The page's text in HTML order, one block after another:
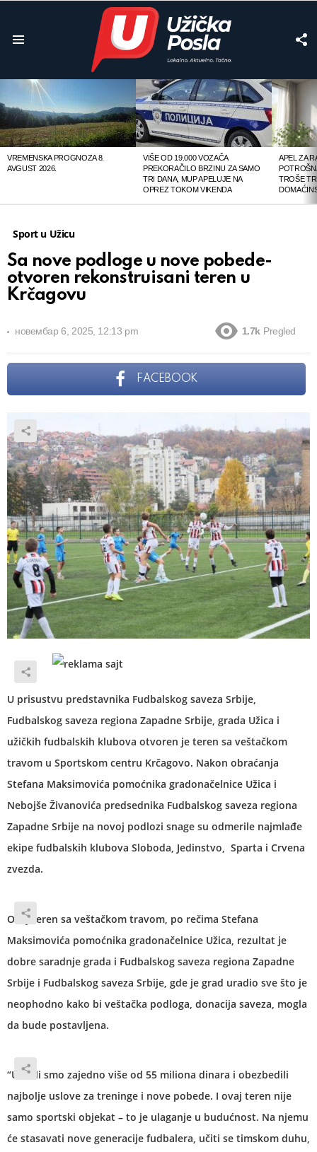
STORIES
VREMENSKA PROGNOZA 8.
AVGUST 2026.
VIŠE OD 19.000 VOZAČA
PREKORAČILO BRZINU ZA SAMO
TRI DANA, MUP APELUJE NA
OPREZ TOKOM VIKENDA
APEL ZA
TROŠE
Sport u Užicu
Sa nove podloge u nove pobede-
otvoren rekonstruisani teren u
Krčagovu
новембар 6, 2025, 12:13 pm 1.7k Pregled
FACEBOOK
U prisustvu predstavnika Fudbalskog saveza Srbije,
Fudbalskog saveza regiona Zapadne Srbije, grada Užica i
užičkih fudbalskih klubova otvoren je teren sa veštačkom
travom u Sportskom centru Krčagovo. Nakon obraćanja
Stefana Maksimovića pomoćnika gradonačelnice Užica i
Nebojše Živanovića predsednika Fudbalskog saveza regiona
Zapadne Srbije na novoj podlozi snage su odmerile najmlađe
ekipe fudbalskih klubova Sloboda, Jedinstvo, Sparta i Crvena
zvezda.
Ovaj teren sa veštačkom travom, po rečima Stefana
Maksimovića pomoćnika gradonačelnice Užica, rezultat je
dobre saradnje grada i Fudbalskog saveza regiona Zapadne
Srbije i Fudbalskog saveza Srbije, gde je grad uradio sve što je
neophodno kako bi veštačka podloga, donacija saveza, mogla
da bude postavljena.
“Uložili smo zajedno više od 55 miliona dinara i obezbedili
najbolje uslove za treninge i nove pobede. I ovaj teren nije
samo sportski objekat – to je ulaganje u budućnost. Na njemu
će stasavati nove generacije fudbalera, učiti se timskom duhu,